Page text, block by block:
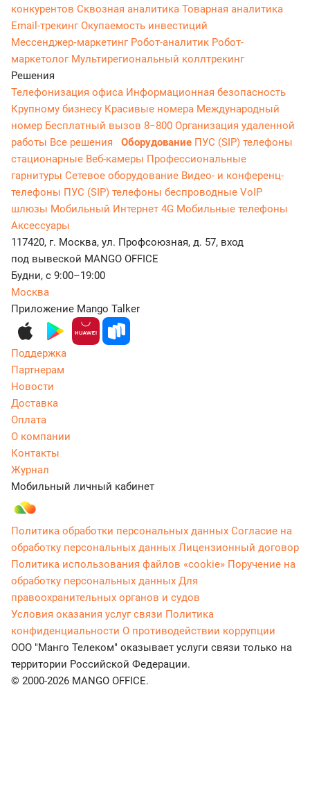
конкурентов Сквозная аналитика Товарная аналитика
Email-трекингОкупаемость инвестиций
Мессенджер‑маркетинг Робот-аналитик Робот-
маркетолог Мультирегиональный коллтрекинг
Решения
Телефонизация офиса Информационная безопасность
Крупному бизнесу Красивые номера Международный
номер Бесплатный вызов 8−800 Организация удаленной
работы Все решения Оборудование ПУС (SIP) телефоны
стационарные Веб-камеры Профессиональные
гарнитуры Сетевое оборудование Видео- и конференц-
телефоны ПУС (SIP) телефоны беспроводные VoIP
шлюзы Мобильный Интернет 4G Мобильные телефоны
Аксессуары
117420, г. Москва, ул. Профсоюзная, д. 57, вход
под вывеской MANGO OFFICE
Будни, с 9:00–19:00
Москва
Приложение Mango Talker
Поддержка
Партнерам
Новости
Доставка
Оплата
О компании
Контакты
Журнал
Мобильный личный кабинет
Политика обработки персональных данных Согласие на
обработку персональных данных Лицензионный договор
Политика использования файлов «cookie» Поручение на
обработку персональных данных Для
правоохранительных органов и судов
Условия оказания услуг связи Политика
конфиденциальности О противодействии коррупции
ООО "Манго Телеком" оказывает услуги связи только на
территории Российской Федерации.
© 2000-2026 MANGO OFFICE.